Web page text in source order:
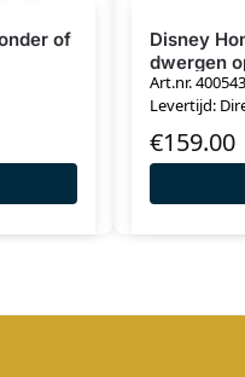
of
Disney
dwergen
Art.nr.
Levertijd:
€159.00